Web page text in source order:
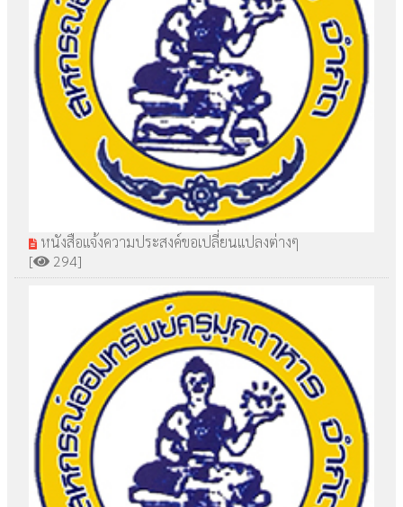
หนังสือแจ้งความประสงค์ขอเปลี่ยนแปลงต่างๆ
[
294]